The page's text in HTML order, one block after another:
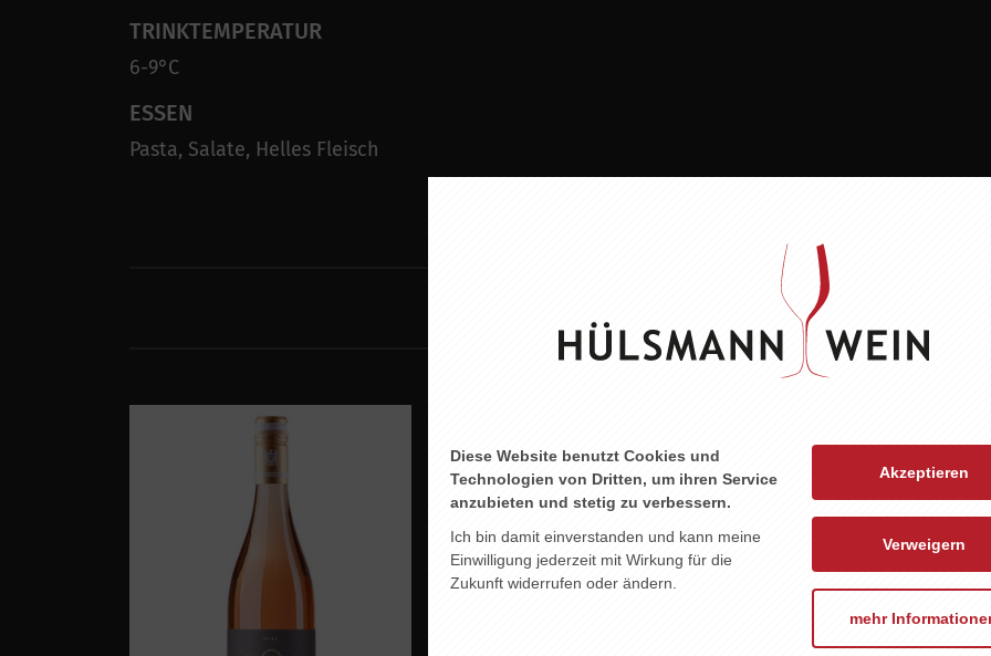
TRINKTEMPERATUR
6-9°C
ESSEN
Pasta, Salate, Helles Fleisch
ZU DIESEM PRODUKT PASST ...
Diese Website benutzt Cookies und
Technologien von Dritten, um ihren Service
anzubieten und stetig zu verbessern.
Ich bin damit einverstanden und kann meine
Einwilligung jederzeit mit Wirkung für die
Zukunft widerrufen oder ändern.
Akzeptieren
Verweigern
mehr